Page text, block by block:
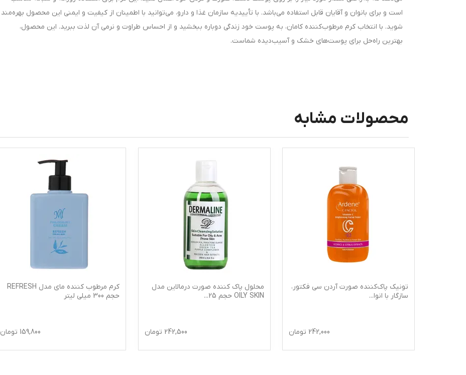
است و برای بانوان و آقایان قابل استفاده می‌باشد. با تأییدیه سازمان غذا و دارو، می‌توانید با اطمینان از کیفیت و ایمنی این محصول بهره‌مند
شوید. با انتخاب کرم مرطوب‌کننده کامان، به پوست خود زندگی دوباره ببخشید و از احساس طراوت و نرمی آن لذت ببرید. این محصول،
بهترین راه‌حل برای پوست‌های خشک و آسیب‌دیده شماست.
محصولات مشابه
تونیک پاک‌کننده صورت آردن سی فکتور،
سازگار با انوا...
242,000 تومان
محلول پاک کننده صورت درمالاین مدل
OILY SKIN حجم 25
...
242,500 تومان
کرم مرطوب کننده مای مدل REFRESH
حجم 300 میلی لیتر
159,800 تومان